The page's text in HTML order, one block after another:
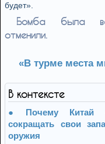
будет».
Бомба была
отменили.
«В турме места
В контексте
Почему Китай
сокращать свои
оружия